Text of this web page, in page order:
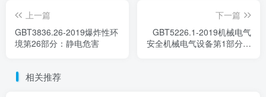
上一篇
GBT3836.26-2019爆炸性环
境第26部分：静电危害
下一篇
GBT5226.1-2019机械电气
安全机械电气设备第1部分通
相关推荐